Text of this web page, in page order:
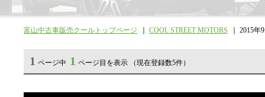
富山中古車販売クールトップページ COOL STREET MOTORS 2015年
1 ページ中 1 ページ目を表示 （現在登録数5件）